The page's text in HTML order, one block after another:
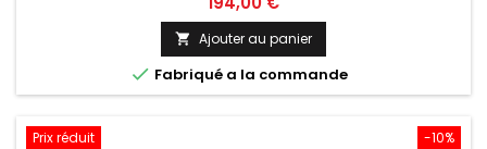
 Ajouter au panier
 Fabriqué a la commande
-10%
Prix réduit